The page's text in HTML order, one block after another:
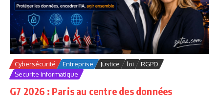
Cybersécurité Entreprise Justice loi
RGPD
Securite informatique
G7 2026 : Paris au centre des données